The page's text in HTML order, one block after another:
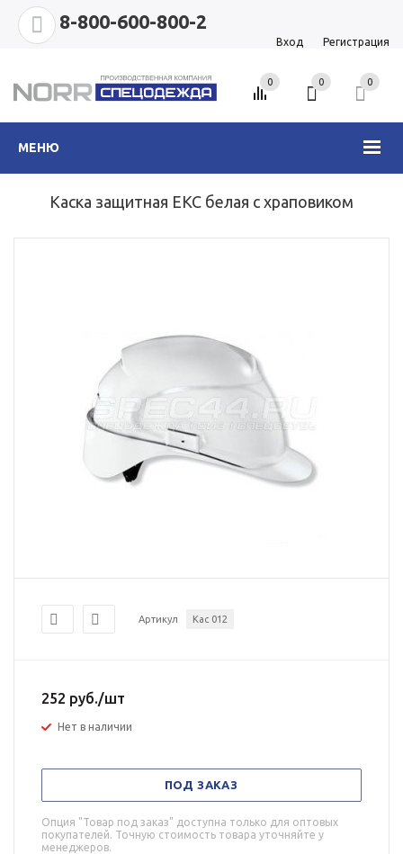
8-800-600-800-2
Вход Регистрация
МЕНЮ
0 0
0
Каска защитная ЕКС белая с храповиком
Артикул Кас 012
252 руб./шт
Нет в наличии
ПОД ЗАКАЗ
Опция "Товар под заказ" доступна только для оптовых
покупателей. Точную стоимость товара уточняйте у
менеджеров.